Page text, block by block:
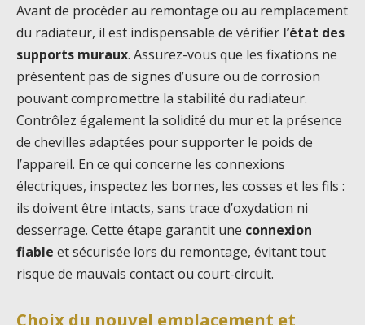
Avant de procéder au remontage ou au remplacement
du radiateur, il est indispensable de vérifier l’état des
supports muraux. Assurez-vous que les fixations ne
présentent pas de signes d’usure ou de corrosion
pouvant compromettre la stabilité du radiateur.
Contrôlez également la solidité du mur et la présence
de chevilles adaptées pour supporter le poids de
l’appareil. En ce qui concerne les connexions
électriques, inspectez les bornes, les cosses et les fils :
ils doivent être intacts, sans trace d’oxydation ni
desserrage. Cette étape garantit une connexion
fiable et sécurisée lors du remontage, évitant tout
risque de mauvais contact ou court-circuit.
Choix du nouvel emplacement et